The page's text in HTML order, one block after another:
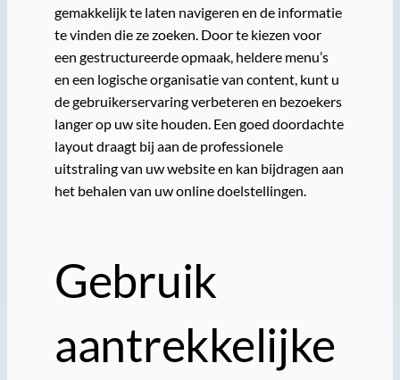
gemakkelijk te laten navigeren en de informatie
te vinden die ze zoeken. Door te kiezen voor
een gestructureerde opmaak, heldere menu’s
en een logische organisatie van content, kunt u
de gebruikerservaring verbeteren en bezoekers
langer op uw site houden. Een goed doordachte
layout draagt bij aan de professionele
uitstraling van uw website en kan bijdragen aan
het behalen van uw online doelstellingen.
Gebruik
aantrekkelijke